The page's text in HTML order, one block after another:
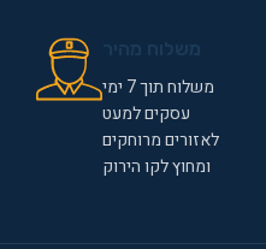
משלוח תוך 7 ימי
עסקים למעט
לאזורים מרוחקים
ומחוץ לקו הירוק